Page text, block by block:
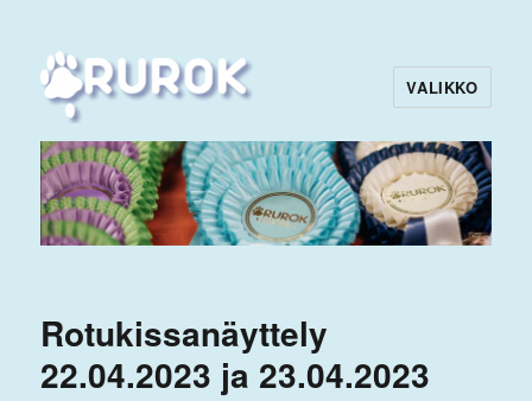
Rurok
VALIKKO
Rotukissanäyttely
22.04.2023 ja 23.04.2023